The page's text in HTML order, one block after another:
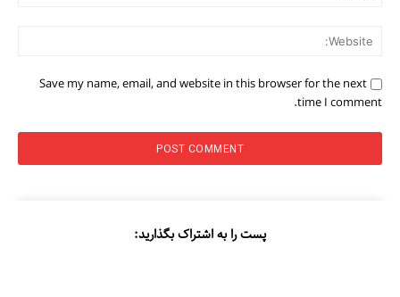
Save my name, email, and website in this browser for the next
time I comment.
پست را به اشتراک بگذارید: